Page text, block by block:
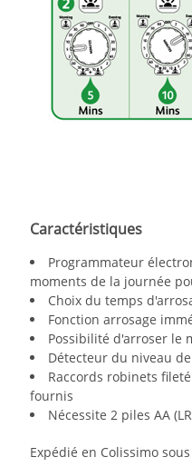
Caractéristiques
Programmateur
moments de la journée
Choix du temps
Fonction arrosage
Possibilité d'arroser le
Détecteur du niveau
Raccords robinets
fournis
Nécessite 2 piles AA
Expédié en Colissimo